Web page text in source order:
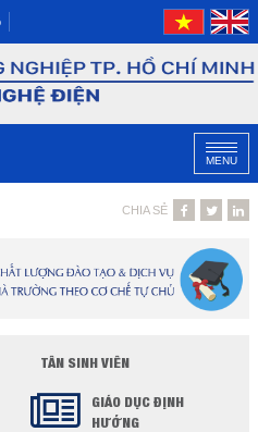
MENU
CHIA SẺ
TÂN SINH VIÊN
GIÁO DỤC ĐỊNH
HƯỚNG